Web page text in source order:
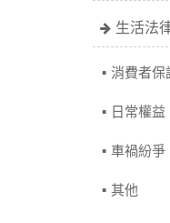
生活法
消費者保
日常權益
車禍紛爭
其他